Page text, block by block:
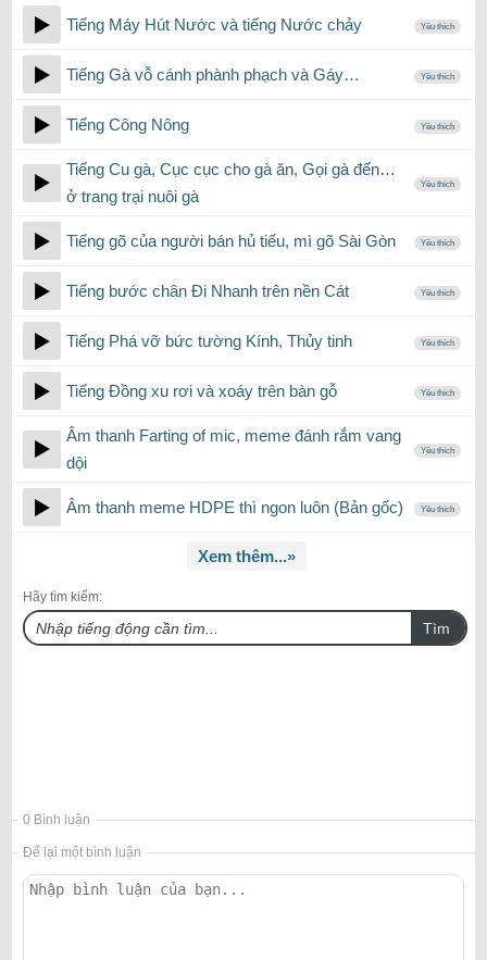
Tiếng Máy Hút Nước và tiếng Nước chảy Yêu thích
Tiếng Gà vỗ cánh phành phạch và Gáy… Yêu thích
Tiếng Công Nông Yêu thích
Tiếng Cu gà, Cục cục cho gà ăn, Gọi gà đến…
ở trang trại nuôi gà
Yêu thích
Tiếng gõ của người bán hủ tiếu, mì gõ Sài Gòn Yêu thích
Tiếng bước chân Đi Nhanh trên nền Cát Yêu thích
Tiếng Phá vỡ bức tường Kính, Thủy tinh Yêu thích
Tiếng Đồng xu rơi và xoáy trên bàn gỗ Yêu thích
Âm thanh Farting of mic, meme đánh rắm vang
dội
Yêu thích
Âm thanh meme HDPE thì ngon luôn (Bản gốc) Yêu thích
Xem thêm...»
Hãy tìm kiếm:
Tìm
0 Bình luận
Để lại một bình luận